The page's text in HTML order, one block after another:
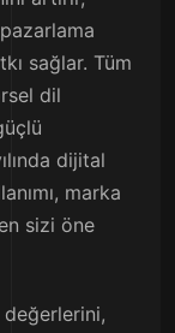
sağlar. Tüm
dil
dijital
marka
sizi öne
değerlerini,